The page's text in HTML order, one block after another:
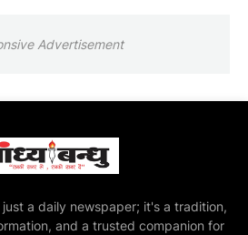
Advertisement
a daily newspaper; it's a tradition,
and a trusted companion for